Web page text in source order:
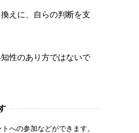
えに、自らの判断を支
性のあり方ではないで
への参加などができます。